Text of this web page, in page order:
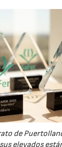
de
elevados